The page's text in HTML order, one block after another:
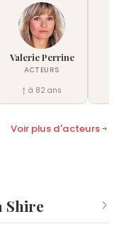
Valerie Perrine
ACTEURS
† à 82 ans
Voir plus d'acteurs
Shire